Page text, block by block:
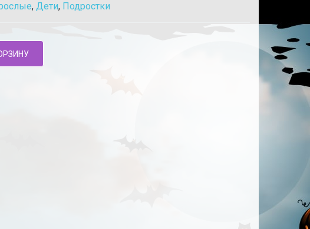
, Дети, Подростки